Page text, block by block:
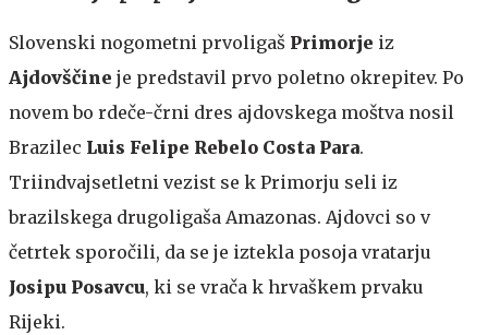
Slovenski nogometni prvoligaš Primorje iz
Ajdovščine je predstavil prvo poletno okrepitev. Po
novem bo rdeče-črni dres ajdovskega moštva nosil
Brazilec Luis Felipe Rebelo Costa Para.
Triindvajsetletni vezist se k Primorju seli iz
brazilskega drugoligaša Amazonas. Ajdovci so v
četrtek sporočili, da se je iztekla posoja vratarju
Josipu Posavcu, ki se vrača k hrvaškem prvaku
Rijeki.